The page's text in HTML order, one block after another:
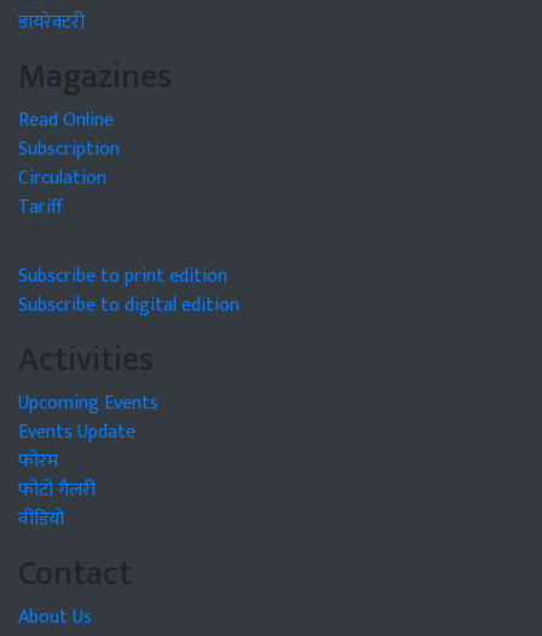
डायरेक्टरी
Magazines
Read Online
Subscription
Circulation
Tariff
Subscribe to print edition
Subscribe to digital edition
Activities
Upcoming Events
Events Update
फोरम
फोटो गैलरी
वीडियो
Contact
About Us